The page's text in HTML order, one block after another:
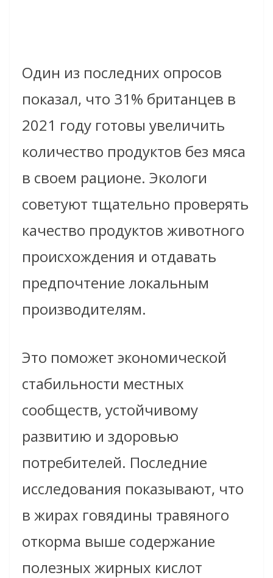
Один из последних опросов
показал, что 31% британцев в
2021 году готовы увеличить
количество продуктов без мяса
в своем рационе. Экологи
советуют тщательно проверять
качество продуктов животного
происхождения и отдавать
предпочтение локальным
производителям.
Это поможет экономической
стабильности местных
сообществ, устойчивому
развитию и здоровью
потребителей. Последние
исследования показывают, что
в жирах говядины травяного
откорма выше содержание
полезных жирных кислот